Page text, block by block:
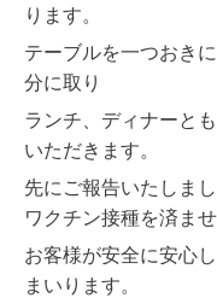
ります。
テーブルを一つおき
分に取り
ランチ、ディナーと
いただきます。
先にご報告いたしま
ワクチン接種を済ま
お客様が安全に安心
まいります。